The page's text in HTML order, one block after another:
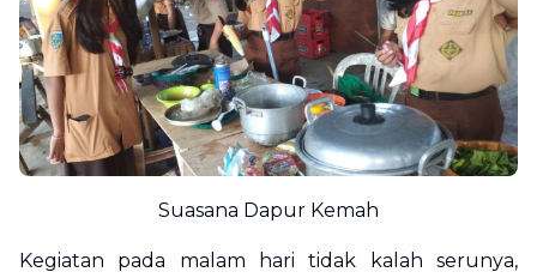
Suasana Dapur Kemah
Kegiatan pada malam hari tidak kalah serunya,